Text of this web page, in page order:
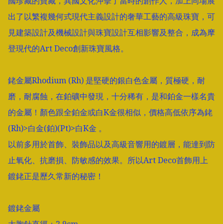
出了以繁複幾何式現代主義設計的奢華工藝的高級珠寶，可
見建築設計及機械設計與珠寶設計互相影響及整合，成為摩
登現代的Art Deco創新珠寶風格。
銠金屬Rhodium (Rh) 是堅硬的銀白色金屬，質極硬，耐
磨，耐腐蝕，在鉑礦中發現，十分稀有，是和鉑金一樣名貴
的金屬！顏色跟全鉑金或白K金很相似，價格高低依序為銠
(Rh)>白金(鉑)(Pt)>白K金 。
以前多用於首飾、裝飾品以及高級音響用的鍍層，能達到防
止氧化、抗磨損、防敏感的效果。所以Art Deco首飾用上
鍍銠正是歷久常新的秘密！
鍍銠金屬